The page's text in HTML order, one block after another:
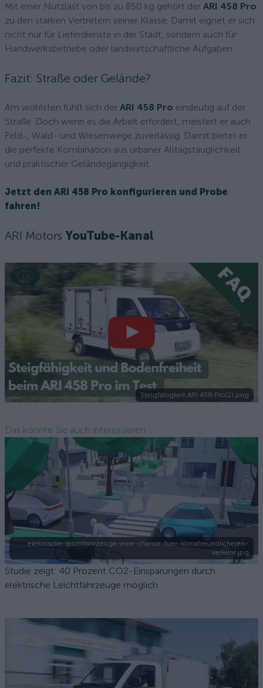
Mit einer Nutzlast von bis zu 850 kg gehört der ARI 458 Pro
zu den starken Vertretern seiner Klasse. Damit eignet er sich
nicht nur für Lieferdienste in der Stadt, sondern auch für
Handwerksbetriebe oder landwirtschaftliche Aufgaben.
Fazit: Straße oder Gelände?
Am wohlsten fühlt sich der ARI 458 Pro eindeutig auf der
Straße. Doch wenn es die Arbeit erfordert, meistert er auch
Feld-, Wald- und Wiesenwege zuverlässig. Damit bietet er
die perfekte Kombination aus urbaner Alltagstauglichkeit
und praktischer Geländegängigkeit.
Jetzt den ARI 458 Pro konfigurieren und Probe
fahren!
ARI Motors YouTube-Kanal
Steigfähigkeit ARI 458 Pro(2).png
Das könnte Sie auch interessieren
elektrische-leichtfahrzeuge-eine-chance-fuer-klimafreundlicheren-
verkehr.jpg
Studie zeigt: 40 Prozent CO2-Einsparungen durch
elektrische Leichtfahrzeuge möglich